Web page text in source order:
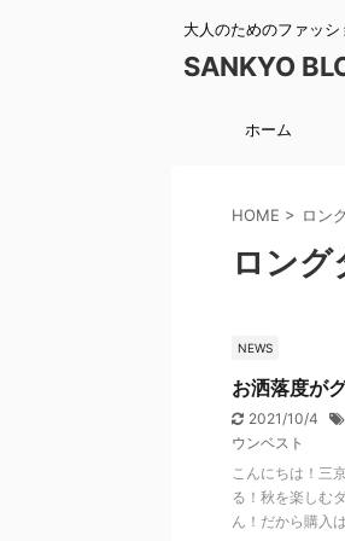
大人のためのファッシ
SANKYO
ホーム
HOME > ロン
ロング
NEWS
お洒落度が
2021/10/4
ウンベスト
こんにちは！三
る！秋を楽しむ
ん！だから購入